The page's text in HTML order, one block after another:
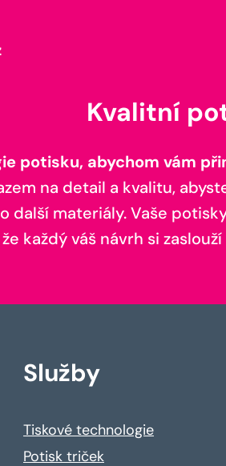
Kvalitní
potisku, abychom vám
na detail a kvalitu,
další materiály. Vaše
každý váš návrh si
Služby
Tiskové technologie
Potisk triček